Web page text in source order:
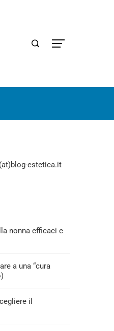
estetica.it
nonna efficaci e
a una “cura
il